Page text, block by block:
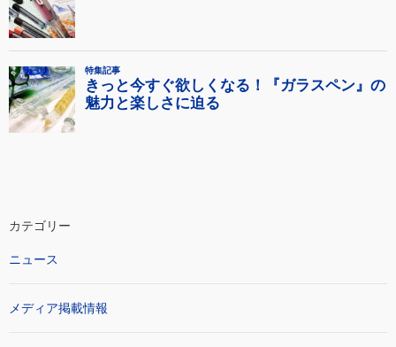
カテゴリー
ニュース
メディア掲載情報